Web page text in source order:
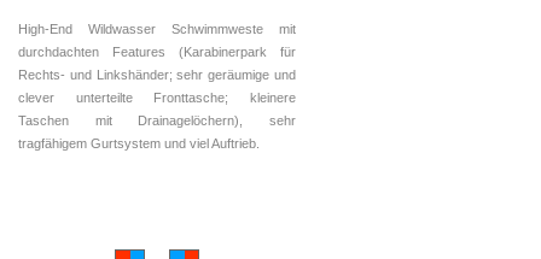
High-End Wildwasser Schwimmweste mit
durchdachten Features (Karabinerpark für
Rechts- und Linkshänder; sehr geräumige und
clever unterteilte Fronttasche; kleinere
Taschen mit Drainagelöchern), sehr
tragfähigem Gurtsystem und viel Auftrieb.